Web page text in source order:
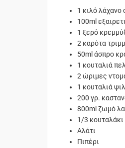
1 κιλό λάχανο
100ml
1 ξερό
2 καρότα
50ml άσπρο
1 κουταλιά
2 ώριμες
1 κουταλιά
200 γρ.
800ml ζωμό
1/3 κουταλάκι
Αλάτι
Πιπέρι